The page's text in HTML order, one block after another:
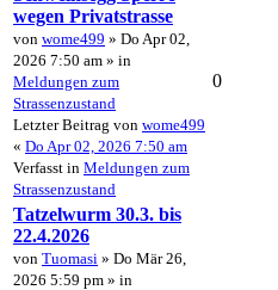
wegen Privatstrasse
von wome499 » Do Apr 02,
2026 7:50 am » in
Meldungen zum
Strassenzustand
Letzter Beitrag von wome499
« Do Apr 02, 2026 7:50 am
Verfasst in Meldungen zum
Strassenzustand
0
Tatzelwurm 30.3. bis
22.4.2026
von Tuomasi » Do Mär 26,
2026 5:59 pm » in